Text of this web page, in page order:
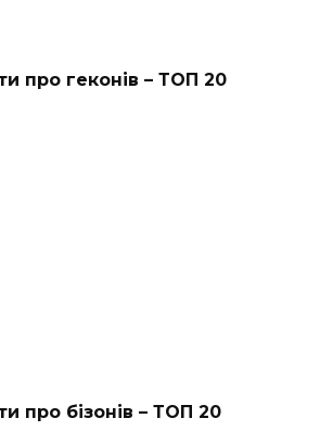
про геконів – ТОП 20
про бізонів – ТОП 20